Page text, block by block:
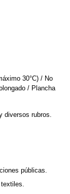
30°C) / No
/ Plancha
diversos rubros.
públicas.